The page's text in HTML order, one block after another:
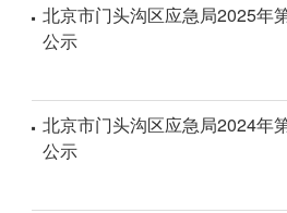
北京市门头沟区应急局2025年
公示
北京市门头沟区应急局2024年
公示